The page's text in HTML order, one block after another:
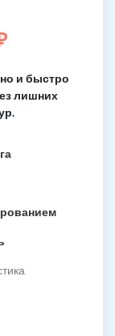
и быстро
лишних